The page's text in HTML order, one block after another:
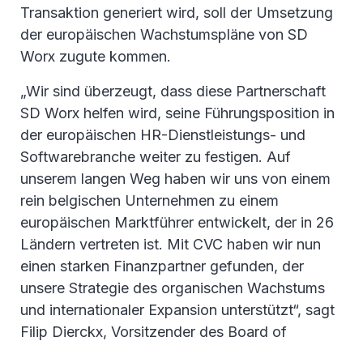
Transaktion generiert wird, soll der Umsetzung
der europäischen Wachstumspläne von SD
Worx zugute kommen.
„Wir sind überzeugt, dass diese Partnerschaft
SD Worx helfen wird, seine Führungsposition in
der europäischen HR-Dienstleistungs- und
Softwarebranche weiter zu festigen. Auf
unserem langen Weg haben wir uns von einem
rein belgischen Unternehmen zu einem
europäischen Marktführer entwickelt, der in 26
Ländern vertreten ist. Mit CVC haben wir nun
einen starken Finanzpartner gefunden, der
unsere Strategie des organischen Wachstums
und internationaler Expansion unterstützt“, sagt
Filip Dierckx, Vorsitzender des Board of